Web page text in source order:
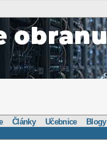
Články Učebnice Blogy